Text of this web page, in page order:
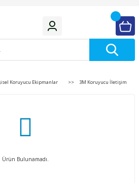
Koruyucu Ekipmanlar 3M Koruyucu İletişim
Ürün Bulunamadı.